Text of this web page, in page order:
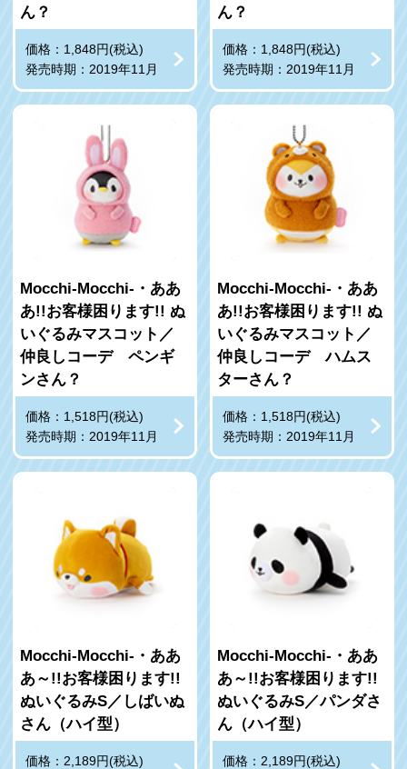
ん？
価格：1,848円(税込)
発売時期：2019年11月
ん？
価格：1,848円(税込)
発売時期：2019年11月
Mocchi-Mocchi-・ああ
あ!!お客様困ります!! ぬ
いぐるみマスコット／
仲良しコーデ ペンギ
ンさん？
価格：1,518円(税込)
発売時期：2019年11月
Mocchi-Mocchi-・ああ
あ!!お客様困ります!! ぬ
いぐるみマスコット／
仲良しコーデ ハムス
ターさん？
価格：1,518円(税込)
発売時期：2019年11月
Mocchi-Mocchi-・ああ
あ～!!お客様困ります!!
ぬいぐるみS／しばいぬ
さん（ハイ型）
価格：2,189円(税込)
Mocchi-Mocchi-・ああ
あ～!!お客様困ります!!
ぬいぐるみS／パンダさ
ん（ハイ型）
価格：2,189円(税込)